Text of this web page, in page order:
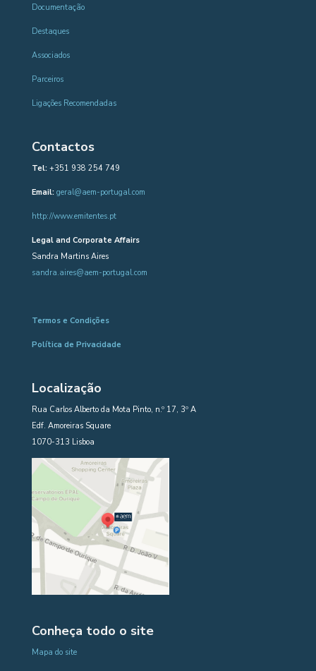
Documentação
Destaques
Associados
Parceiros
Ligações Recomendadas
Contactos
Tel:+351 938 254 749
Email: geral@aem-portugal.com
http://www.emitentes.pt
Legal and Corporate Affairs
Sandra Martins Aires
sandra.aires@aem-portugal.com
Termos e Condições
Política de Privacidade
Localização
Rua Carlos Alberto da Mota Pinto, n.º 17, 3º A
Edf. Amoreiras Square
1070-313 Lisboa
Conheça todo o site
Mapa do site